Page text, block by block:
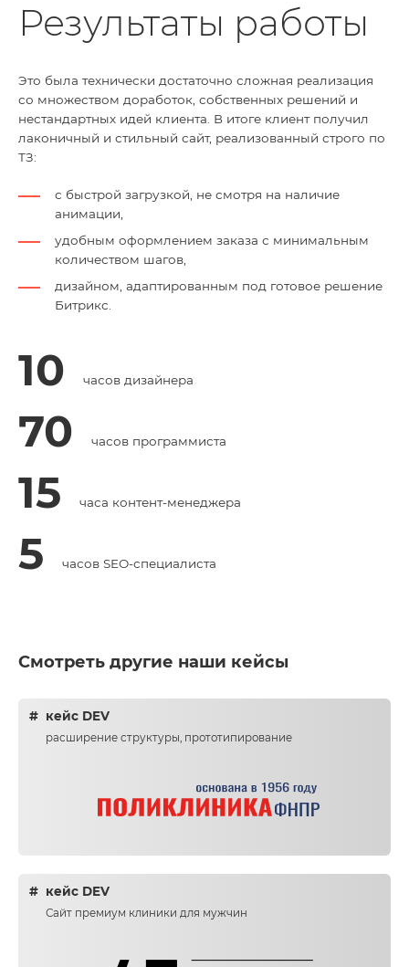
Результаты работы
Это была технически достаточно сложная реализация
со множеством доработок, собственных решений и
нестандартных идей клиента. В итоге клиент получил
лаконичный и стильный сайт, реализованный строго по
ТЗ:
с быстрой загрузкой, не смотря на наличие
анимации,
удобным оформлением заказа с минимальным
количеством шагов,
дизайном, адаптированным под готовое решение
Битрикс.
10 часов дизайнера
70 часов программиста
15 часа контент-менеджера
5 часов SEO-специалиста
Смотреть другие наши кейсы
кейс DEV
расширение структуры, прототипирование
кейс DEV
Сайт премиум клиники для мужчин